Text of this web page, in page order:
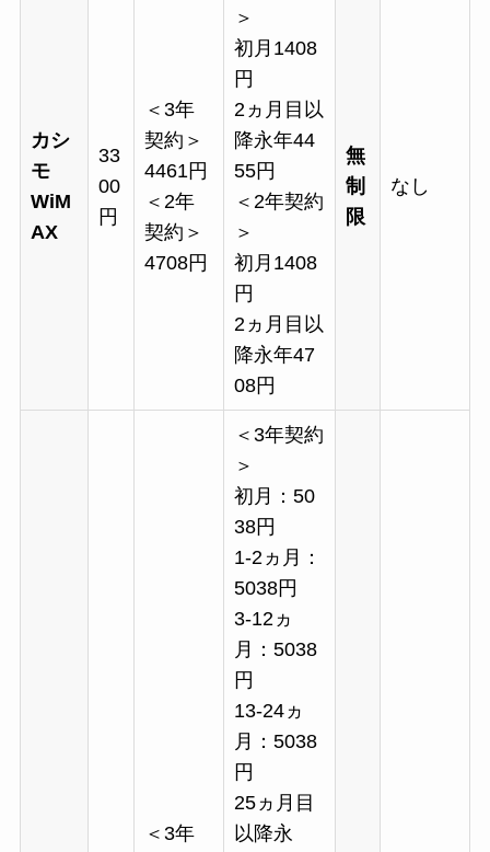
カシ
モ
WiM
AX
33
00
円
＜3年
契約＞
4461円
＜2年
契約＞
4708円
＞
初月1408
円
2ヵ月目以
降永年44
55円
＜2年契約
＞
初月1408
円
2ヵ月目以
降永年47
08円
無
制
限
なし
＜3年
＜3年契約
＞
初月：50
38円
1-2ヵ月：
5038円
3-12ヵ
月：5038
円
13-24ヵ
月：5038
円
25ヵ月目
以降永